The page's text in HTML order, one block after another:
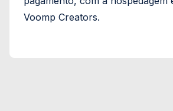
Voomp Creators.